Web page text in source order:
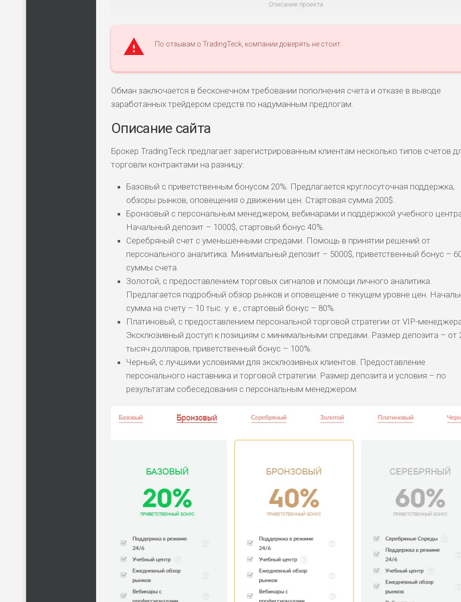
Описание проекта
По отзывам о TradingTeck, компании доверять не стоит.
Обман заключается в бесконечном требовании пополнения счета и отказе в выводе
заработанных трейдером средств по надуманным предлогам.
Описание сайта
Брокер TradingTeck предлагает зарегистрированным клиентам несколько типов счетов
торговли контрактами на разницу:
Базовый с приветственным бонусом 20%. Предлагается круглосуточная поддержка,
обзоры рынков, оповещения о движении цен. Стартовая сумма 200$.
Бронзовый с персональным менеджером, вебинарами и поддержкой учебного
Начальный депозит – 1000$, стартовый бонус 40%.
Серебряный счет с уменьшенными спредами. Помощь в принятии решений от
персонального аналитика. Минимальный депозит – 5000$, приветственный бонус –
суммы счета.
Золотой, с предоставлением торговых сигналов и помощи личного аналитика.
Предлагается подробный обзор рынков и оповещение о текущем уровне цен.
сумма на счету – 10 тыс. у. е., стартовый бонус – 80%.
Платиновый, с предоставлением персональной торговой стратегии от VIP-
Эксклюзивный доступ к позициям с минимальными спредами. Размер депозита – от
тысяч долларов, приветственный бонус – 100%.
Черный, с лучшими условиями для эксклюзивных клиентов. Предоставление
персонального наставника и торговой стратегии. Размер депозита и условия – по
результатам собеседования с персональным менеджером.